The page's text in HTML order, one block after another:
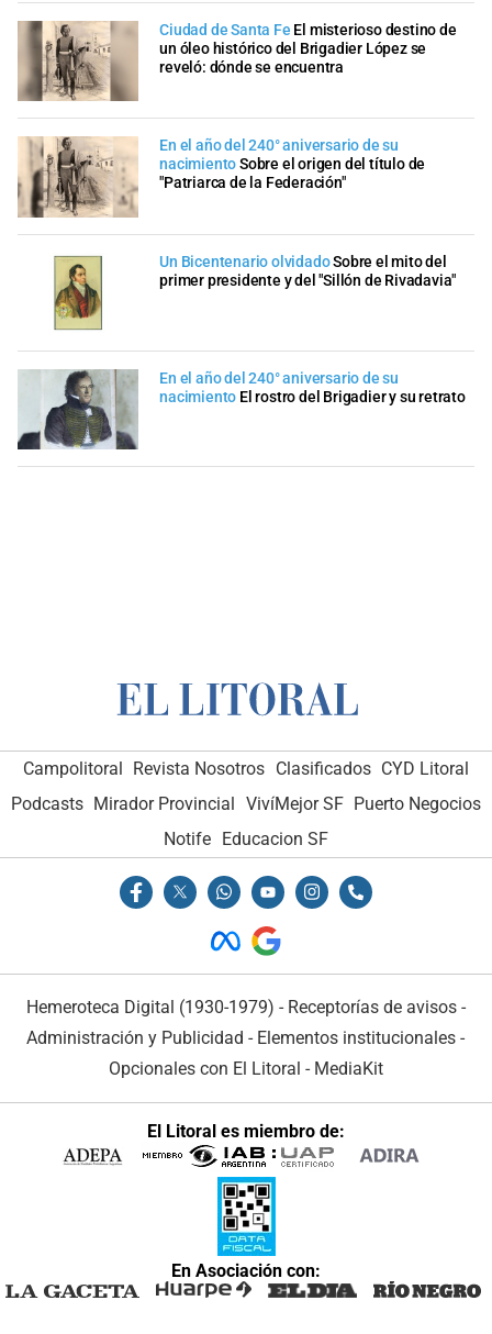
Ciudad de Santa Fe El misterioso destino de
un óleo histórico del Brigadier López se
reveló: dónde se encuentra
En el año del 240° aniversario de su
nacimientoSobre el origen del título de
"Patriarca de la Federación"
Un Bicentenario olvidadoSobre el mito del
primer presidente y del "Sillón de Rivadavia"
En el año del 240° aniversario de su
nacimiento El rostro del Brigadier y su retrato
Campolitoral Revista Nosotros Clasificados CYD Litoral
Podcasts Mirador Provincial VivíMejor SF Puerto Negocios
Notife Educacion SF
Hemeroteca Digital (1930-1979) - Receptorías de avisos -
Administración y Publicidad - Elementos institucionales -
Opcionales con El Litoral - MediaKit
El Litoral es miembro de:
En Asociación con: